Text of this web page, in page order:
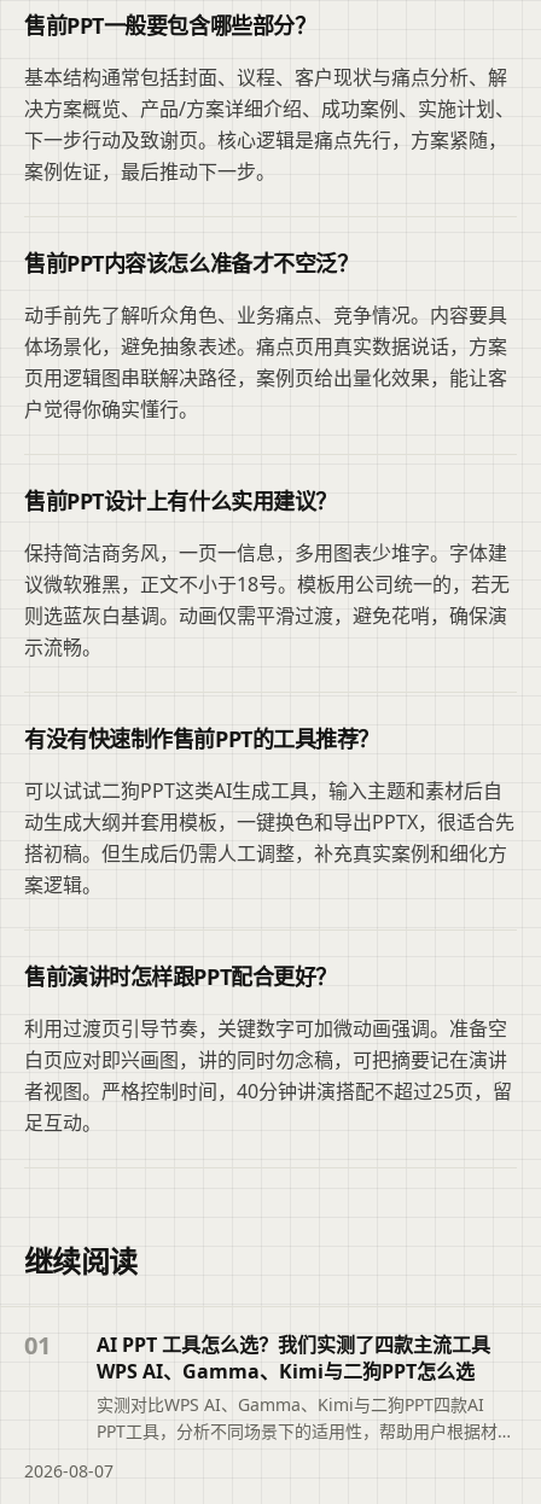
售前PPT一般要包含哪些部分？
基本结构通常包括封面、议程、客户现状与痛点分析、解
决方案概览、产品/方案详细介绍、成功案例、实施计划、
下一步行动及致谢页。核心逻辑是痛点先行，方案紧随，
案例佐证，最后推动下一步。
售前PPT内容该怎么准备才不空泛？
动手前先了解听众角色、业务痛点、竞争情况。内容要具
体场景化，避免抽象表述。痛点页用真实数据说话，方案
页用逻辑图串联解决路径，案例页给出量化效果，能让客
户觉得你确实懂行。
售前PPT设计上有什么实用建议？
保持简洁商务风，一页一信息，多用图表少堆字。字体建
议微软雅黑，正文不小于18号。模板用公司统一的，若无
则选蓝灰白基调。动画仅需平滑过渡，避免花哨，确保演
示流畅。
有没有快速制作售前PPT的工具推荐？
可以试试二狗PPT这类AI生成工具，输入主题和素材后自
动生成大纲并套用模板，一键换色和导出PPTX，很适合先
搭初稿。但生成后仍需人工调整，补充真实案例和细化方
案逻辑。
售前演讲时怎样跟PPT配合更好？
利用过渡页引导节奏，关键数字可加微动画强调。准备空
白页应对即兴画图，讲的同时勿念稿，可把摘要记在演讲
者视图。严格控制时间，40分钟讲演搭配不超过25页，留
足互动。
继续阅读
01
AI PPT 工具怎么选？我们实测了四款主流工具
WPS AI、Gamma、Kimi与二狗PPT怎么选
实测对比WPS AI、Gamma、Kimi与二狗PPT四款AI
PPT工具，分析不同场景下的适用性，帮助用户根据材料
目追求综合排名。摘要依据标题与正文整理，概括页面
2026-08-07